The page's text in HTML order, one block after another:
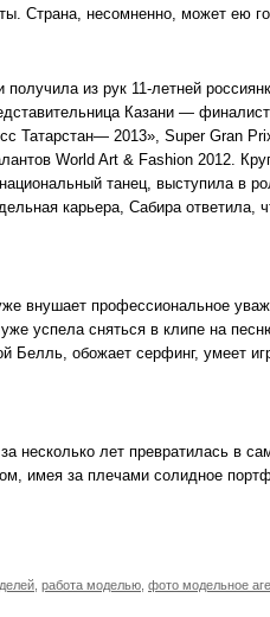
Страна, несомненно, может ею
из рук 11-летней
Казани —
Татарстан— 2013», Super Gran
World Art & Fashion 2012.
танец, выступила в
карьера, Сабира ответила,
внушает профессиональное
успела сняться в клипе на
Белль, обожает серфинг, умеет
несколько лет превратилась в
имея за плечами солидное
работа моделью фото модельное